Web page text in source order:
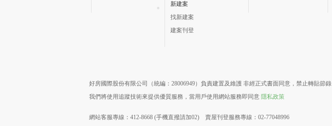
新建案
找新建案
建案刊登
好房國際股份有限公司（統編：28006949）負責建置及維護 非經正式書面同意，禁止轉貼節錄
我們將使用追蹤技術來提供優質服務，當用戶使用網站服務即同意 隱私政策
網站客服專線：412-8668 (手機直撥請加02) 賣屋刊登服務專線：02-77048996